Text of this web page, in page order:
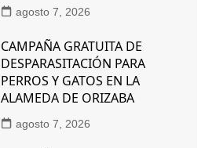
agosto 7, 2026
CAMPAÑA GRATUITA DE
DESPARASITACIÓN PARA
PERROS Y GATOS EN LA
ALAMEDA DE ORIZABA
agosto 7, 2026